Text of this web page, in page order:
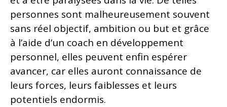
personnes sont malheureusement souvent
sans réel objectif, ambition ou but et grâce
à l’aide d’un coach en développement
personnel, elles peuvent enfin espérer
avancer, car elles auront connaissance de
leurs forces, leurs faiblesses et leurs
potentiels endormis.